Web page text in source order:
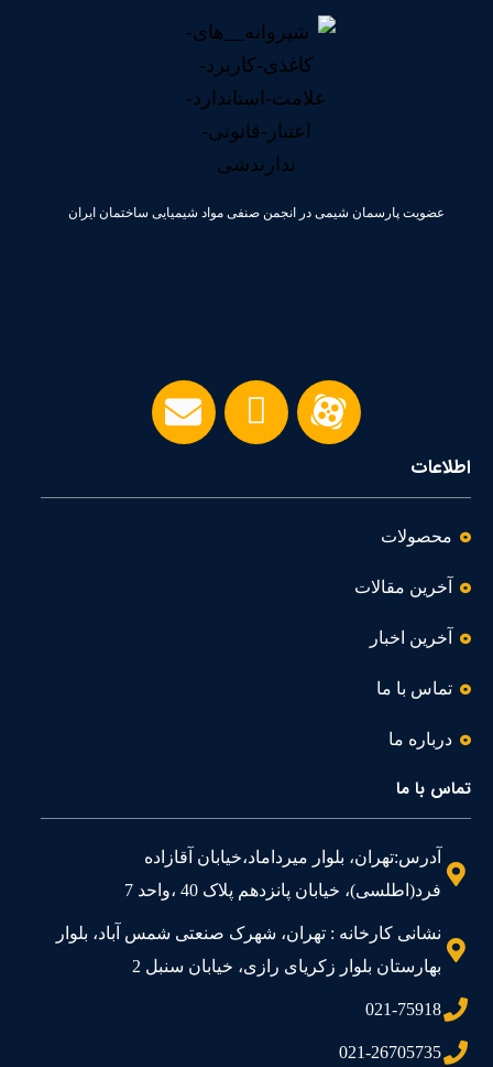
عضویت پارسمان شیمی در انجمن صنفی مواد شیمیایی ساختمان ایران
اطلاعات
محصولات
آخرین مقالات
آخرین اخبار
تماس با ما
درباره ما
تماس با ما
آدرس:تهران، بلوار میرداماد،خیابان آقازاده
فرد(اطلسی)، خیابان پانزدهم پلاک 40 ،واحد 7
نشانی کارخانه : تهران، شهرک صنعتی شمس آباد، بلوار
بهارستان بلوار زکریای رازی، خیابان سنبل 2
021-75918
021-26705735